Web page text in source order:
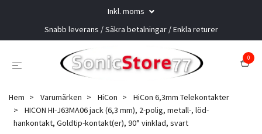
Inkl. moms
Snabb leverans / Säkra betalningar / Enkla returer
0
Hem Varumärken HiCon
HiCon 6,3mm Telekontakter
HICON HI-J63MA06 jack (6,3 mm), 2-polig, metall-, löd-
hankontakt, Goldtip-kontakt(er), 90° vinklad, svart